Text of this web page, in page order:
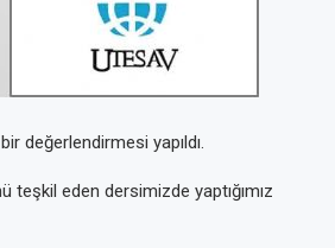
değerlendirmesi yapıldı.
teşkil eden dersimizde yaptığımız